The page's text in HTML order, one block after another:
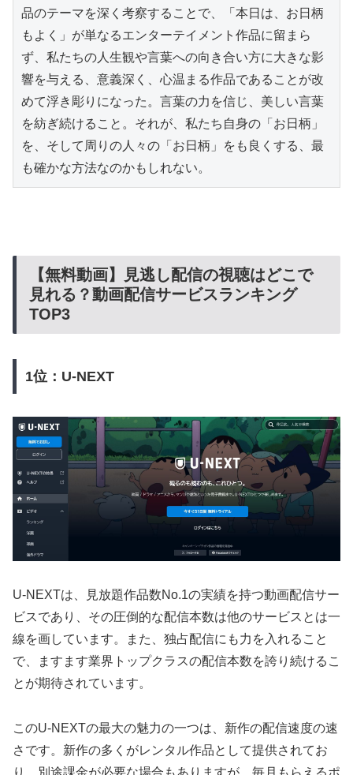
品のテーマを深く考察することで、「本日は、お日柄
もよく」が単なるエンターテイメント作品に留まら
ず、私たちの人生観や言葉への向き合い方に大きな影
響を与える、意義深く、心温まる作品であることが改
めて浮き彫りになった。言葉の力を信じ、美しい言葉
を紡ぎ続けること。それが、私たち自身の「お日柄」
を、そして周りの人々の「お日柄」をも良くする、最
も確かな方法なのかもしれない。
【無料動画】見逃し配信の視聴はどこで
見れる？動画配信サービスランキング
TOP3
1位：U-NEXT
U-NEXTは、見放題作品数No.1の実績を持つ動画配信サー
ビスであり、その圧倒的な配信本数は他のサービスとは一
線を画しています。また、独占配信にも力を入れること
で、ますます業界トップクラスの配信本数を誇り続けるこ
とが期待されています。
このU-NEXTの最大の魅力の一つは、新作の配信速度の速
さです。新作の多くがレンタル作品として提供されてお
り、別途課金が必要な場合もありますが、毎月もらえるポ